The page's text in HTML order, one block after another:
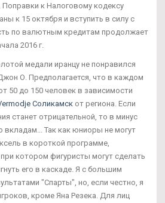
к Налоговому кодексу
к 15 октября и вступить в силу с
по валютным кредитам продолжает
2016 г.
медали иранцу не понравился
О. Предполагается, что в каждом
50 до 150 человек в зависимости
Соликамск от региона. Если
станет отрицательной, то в минус
вкладам... Так как юниоры не могут
в короткой программе,
котором фигуристы могут сделать
его в каскаде. Я с большим
"Спарты", но, если честно, я
кроме Яна Резека. Для лиц